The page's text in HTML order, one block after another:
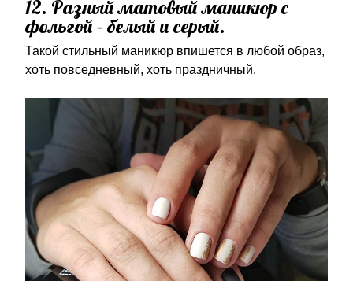
12. Разный матовый маникюр с
фольгой – белый и серый.
Такой стильный маникюр впишется в любой образ,
хоть повседневный, хоть праздничный.